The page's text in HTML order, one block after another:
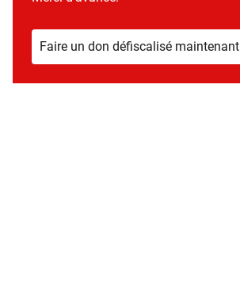
Faire un don défiscalisé maintenant